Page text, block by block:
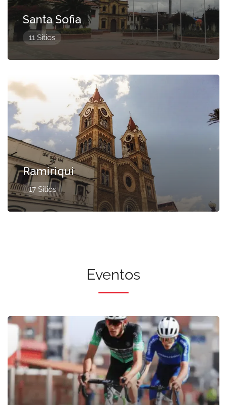
Santa Sofia
11 Sitios
Presentado
Ramiriqui
17 Sitios
Eventos
Presentado